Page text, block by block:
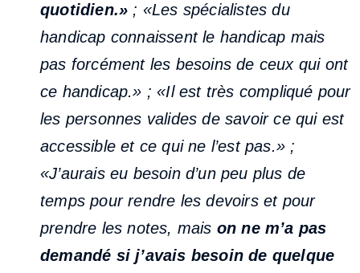
quotidien.» ; «Les spécialistes du
handicap connaissent le handicap mais
pas forcément les besoins de ceux qui ont
ce handicap.» ; «Il est très compliqué pour
les personnes valides de savoir ce qui est
accessible et ce qui ne l’est pas.» ;
«J’aurais eu besoin d’un peu plus de
temps pour rendre les devoirs et pour
prendre les notes, mais on ne m’a pas
demandé si j’avais besoin de quelque